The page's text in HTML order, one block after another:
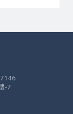
-7